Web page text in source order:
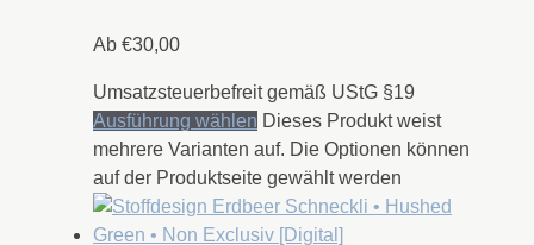
Ab €30,00
Umsatzsteuerbefreit gemäß UStG §19
Ausführung wählen Dieses Produkt weist
mehrere Varianten auf. Die Optionen können
auf der Produktseite gewählt werden